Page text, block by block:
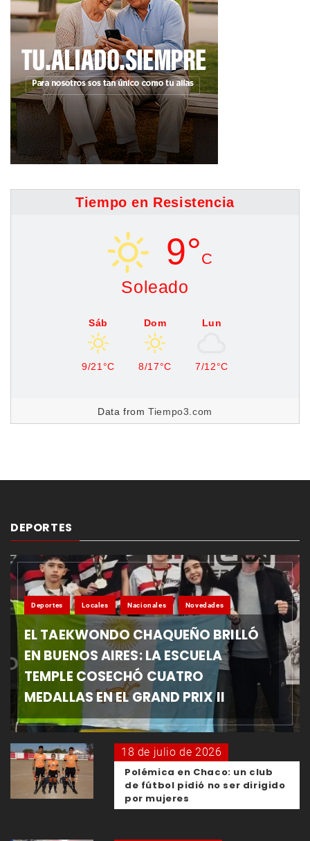
Tiempo en Resistencia
9°C
Soleado
Sáb
9/21°C
Dom
8/17°C
Lun
7/12°C
Data fromTiempo3.com
DEPORTES
Deportes Locales Nacionales Novedades
EL TAEKWONDO CHAQUEÑO BRILLÓ
EN BUENOS AIRES: LA ESCUELA
TEMPLE COSECHÓ CUATRO
MEDALLAS EN EL GRAND PRIX II
18 de julio de 2026
Polémica en Chaco: un club
de fútbol pidió no ser dirigido
por mujeres